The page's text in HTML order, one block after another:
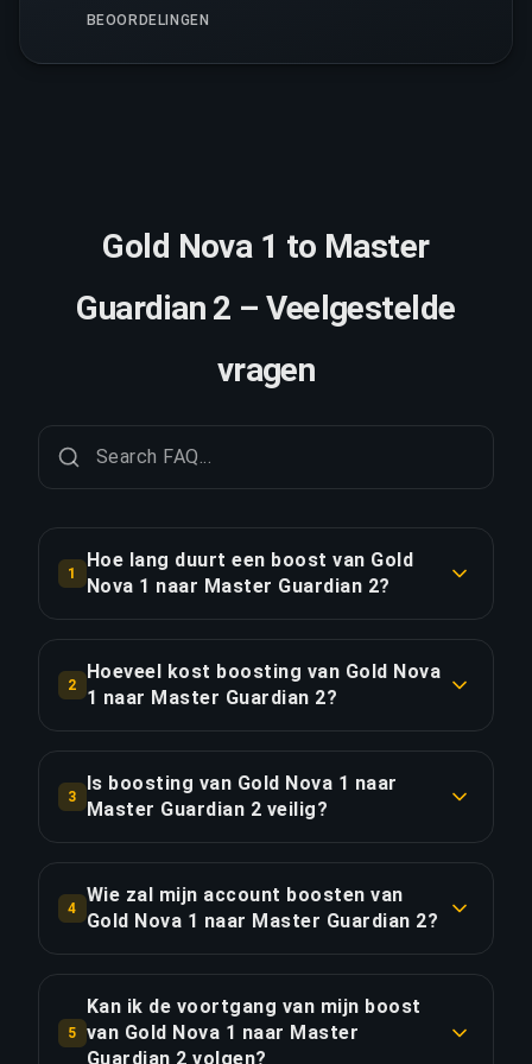
BEOORDELINGEN
Gold Nova 1 to Master
Guardian 2 – Veelgestelde
vragen
1
Hoe lang duurt een boost van Gold
Nova 1 naar Master Guardian 2?
2 duurt doorgaans 1-2 dagen. Met Priority Order
is de levering ongeveer 25% sneller.
2
Hoeveel kost boosting van Gold Nova
1 naar Master Guardian 2?
2 begint bij €27.74 voor de standaardoptie.
Priority Order kost €33.29, en het Full Package
LINK KOPIËREN
3
Is boosting van Gold Nova 1 naar
Master Guardian 2 veilig?
die overeenkomt met jouw regio en spelen met
de "Offline weergeven"-functie ingeschakeld. We
met een 4,9/5 Trustpilot-beoordeling.
LINK KOPIËREN
4
Wie zal mijn account boosten van
Gold Nova 1 naar Master Guardian 2?
verzorgen onze boosts. Elke booster doorloopt
een streng selectieproces met rankverificatie en
winrate-analyse.
5
Kan ik de voortgang van mijn boost
van Gold Nova 1 naar Master
Guardian 2 volgen?